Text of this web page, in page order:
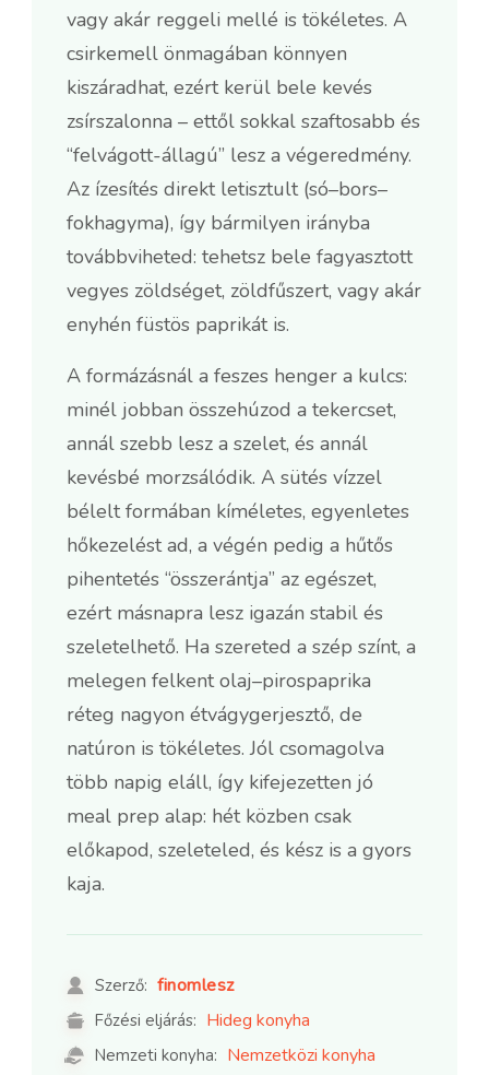
vagy akár reggeli mellé is tökéletes. A
csirkemell önmagában könnyen
kiszáradhat, ezért kerül bele kevés
zsírszalonna – ettől sokkal szaftosabb és
“felvágott-állagú” lesz a végeredmény.
Az ízesítés direkt letisztult (só–bors–
fokhagyma), így bármilyen irányba
továbbviheted: tehetsz bele fagyasztott
vegyes zöldséget, zöldfűszert, vagy akár
enyhén füstös paprikát is.
A formázásnál a feszes henger a kulcs:
minél jobban összehúzod a tekercset,
annál szebb lesz a szelet, és annál
kevésbé morzsálódik. A sütés vízzel
bélelt formában kíméletes, egyenletes
hőkezelést ad, a végén pedig a hűtős
pihentetés “összerántja” az egészet,
ezért másnapra lesz igazán stabil és
szeletelhető. Ha szereted a szép színt, a
melegen felkent olaj–pirospaprika
réteg nagyon étvágygerjesztő, de
natúron is tökéletes. Jól csomagolva
több napig eláll, így kifejezetten jó
meal prep alap: hét közben csak
előkapod, szeleteled, és kész is a gyors
kaja.
Szerző: finomlesz
Főzési eljárás: Hideg konyha
Nemzeti konyha: Nemzetközi konyha